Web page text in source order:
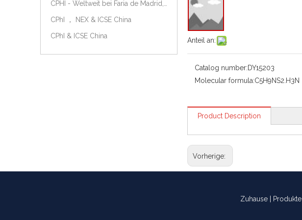
CPhI ， NEX & ICSE China
CPhI & ICSE China
Anteil an:
Catalog number:DY15203
Molecular formula:C5H9NS2.H3N
Product Description
Vorherige:
Zuhause Produkte